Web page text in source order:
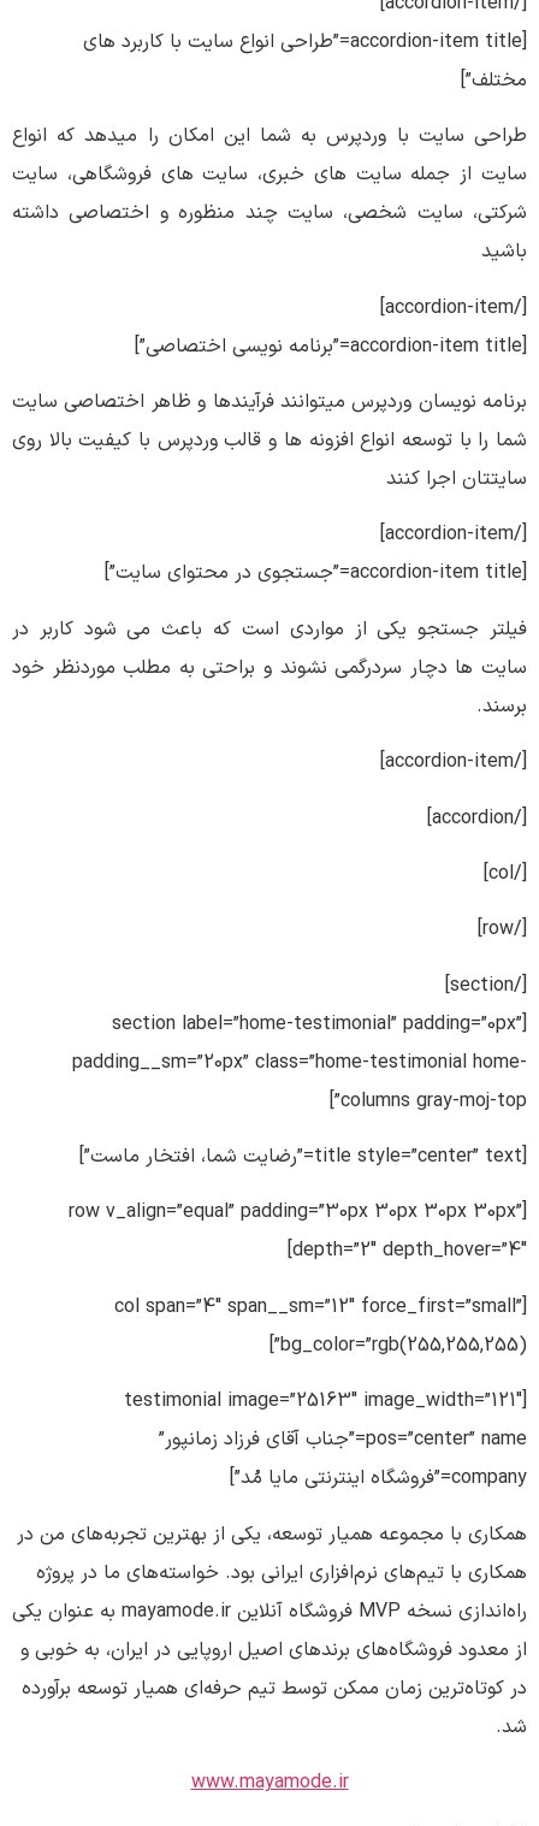
[accordion-item title=”طراحی انواع سایت با کاربرد های
مختلف”]
طراحی سایت با وردپرس به شما این امکان را میدهد که انواع
سایت از جمله سایت های خبری، سایت های فروشگاهی، سایت
شرکتی، سایت شخصی، سایت چند منظوره و اختصاصی داشته
باشید
[/accordion-item]
[accordion-item title=”برنامه نویسی اختصاصی”]
برنامه نویسان وردپرس میتوانند فرآیندها و ظاهر اختصاصی سایت
شما را با توسعه انواع افزونه ها و قالب وردپرس با کیفیت بالا روی
سایتتان اجرا کنند
[/accordion-item]
[accordion-item title=”جستجوی در محتوای سایت”]
فیلتر جستجو یکی از مواردی است که باعث می شود کاربر در
سایت ها دچار سردرگمی نشوند و براحتی به مطلب موردنظر خود
برسند.
[/accordion-item]
[/accordion]
[/col]
[/row]
[/section]
[section label=”home-testimonial” padding=”0px”
padding__sm=”20px” class=”home-testimonial home-
columns gray-moj-top”]
[title style=”center” text=”رضایت شما، افتخار ماست”]
[row v_align=”equal” padding=”30px 30px 30px 30px”
depth=”2″ depth_hover=”4″]
[col span=”4″ span__sm=”12″ force_first=”small”
bg_color=”rgb(255,255,255)”]
[testimonial image=”25163″ image_width=”121″
pos=”center” name=”جناب آقای فرزاد زمانپور”
company=”فروشگاه اینترنتی مایا مُد”]
همکاری با مجموعه هميار توسعه، يکی از بهترين تجربه‌های من در
همکاری با تيم‌های نرم‌افزاری ايرانی بود. خواسته‌های ما در پروژه
راه‌اندازی نسخه MVP فروشگاه آنلاين mayamode.ir به عنوان يکی
از معدود فروشگاه‌های برندهای اصيل اروپايی در ايران، به خوبی و
در کوتاه‌ترين زمان ممکن توسط تيم حرفه‌ای هميار توسعه برآورده
شد.
www.mayamode.ir